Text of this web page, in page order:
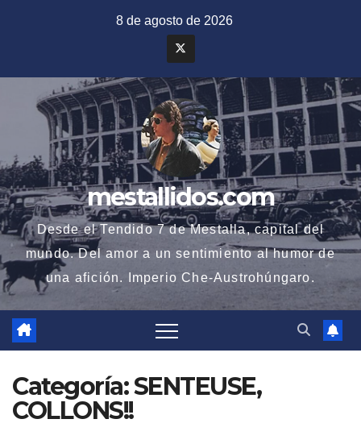
8 de agosto de 2026
mestallidos.com
Desde el Tendido 7 de Mestalla, capital del
mundo. Del amor a un sentimiento al humor de
una afición. Imperio Che-Austrohúngaro.
Categoría:SENTEUSE,
COLLONS!!